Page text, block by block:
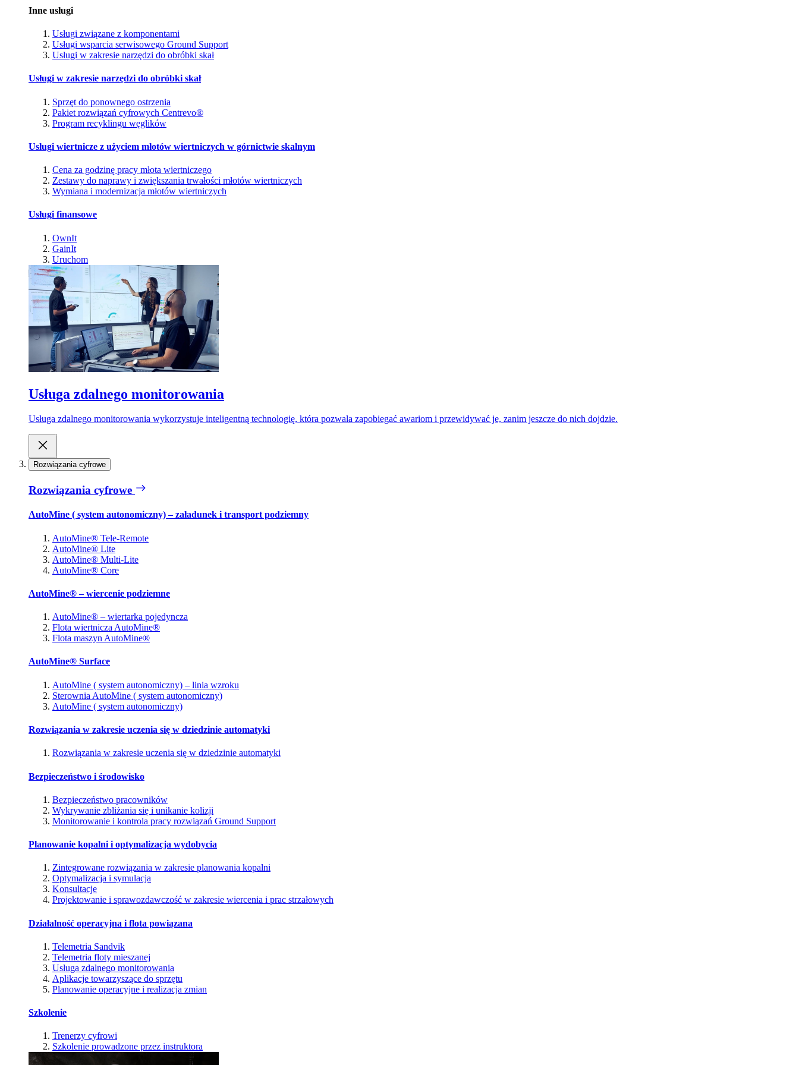
Inne usługi
Usługi związane z komponentami
Usługi wsparcia serwisowego Ground Support
Usługi w zakresie narzędzi do obróbki skał
Usługi w zakresie narzędzi do obróbki skał
Sprzęt do ponownego ostrzenia
Pakiet rozwiązań cyfrowych Centrevo®
Program recyklingu węglików
Usługi wiertnicze z użyciem młotów wiertniczych w górnictwie skalnym
Cena za godzinę pracy młota wiertniczego
Zestawy do naprawy i zwiększania trwałości młotów wiertniczych
Wymiana i modernizacja młotów wiertniczych
Usługi finansowe
OwnIt
GainIt
Uruchom
Usługa zdalnego monitorowania
Usługa zdalnego monitorowania wykorzystuje inteligentną technologię, która pozwala zapobiegać awariom i przewidywać je, zanim jeszcze do nich dojdzie.
Rozwiązania cyfrowe
Rozwiązania cyfrowe
AutoMine ( system autonomiczny) – załadunek i transport podziemny
AutoMine® Tele-Remote
AutoMine® Lite
AutoMine® Multi-Lite
AutoMine® Core
AutoMine® – wiercenie podziemne
AutoMine® – wiertarka pojedyncza
Flota wiertnicza AutoMine®
Flota maszyn AutoMine®
AutoMine® Surface
AutoMine ( system autonomiczny) – linia wzroku
Sterownia AutoMine ( system autonomiczny)
AutoMine ( system autonomiczny)
Rozwiązania w zakresie uczenia się w dziedzinie automatyki
Rozwiązania w zakresie uczenia się w dziedzinie automatyki
Bezpieczeństwo i środowisko
Bezpieczeństwo pracowników
Wykrywanie zbliżania się i unikanie kolizji
Monitorowanie i kontrola pracy rozwiązań Ground Support
Planowanie kopalni i optymalizacja wydobycia
Zintegrowane rozwiązania w zakresie planowania kopalni
Optymalizacja i symulacja
Konsultacje
Projektowanie i sprawozdawczość w zakresie wiercenia i prac strzałowych
Działalność operacyjna i flota powiązana
Telemetria Sandvik
Telemetria floty mieszanej
Usługa zdalnego monitorowania
Aplikacje towarzyszące do sprzętu
Planowanie operacyjne i realizacja zmian
Szkolenie
Trenerzy cyfrowi
Szkolenie prowadzone przez instruktora